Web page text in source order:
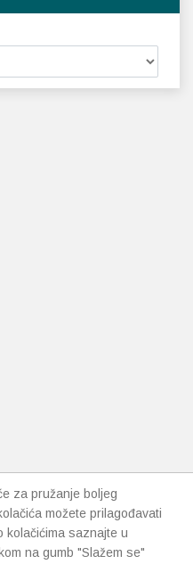
za pružanje boljeg
možete prilagođavati
kolačićima saznajte u
na gumb "Slažem se"